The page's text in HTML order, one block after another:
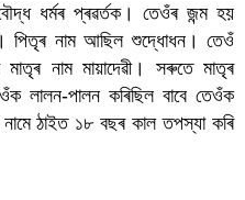
ধৰ্মৰ প্ৰৱৰ্তক। তেওঁৰ জন্ম হয়
পিতৃৰ নাম আছিল শুদ্ধোধন। তেওঁ
নাম মায়াদেৱী। সৰুতে মাতৃৰ
লালন-পালন কৰিছিল বাবে তেওঁক
ঠাইত ১৮ বছৰ কাল তপস্যা কৰি